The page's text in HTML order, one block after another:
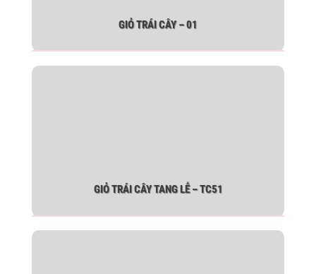
GIỎ TRÁI CÂY – 01
GIỎ TRÁI CÂY TANG LỄ – TC51